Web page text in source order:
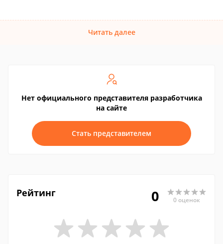
Читать далее
Нет официального представителя разработчика
на сайте
Стать представителем
Рейтинг 0 0 оценок